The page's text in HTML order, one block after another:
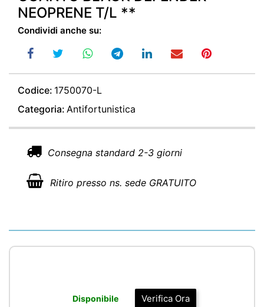
NEOPRENE T/L **
Condividi anche su:
Codice: 1750070-L
Categoria: Antifortunistica
Consegna standard 2-3 giorni
Ritiro presso ns. sede GRATUITO
Verifica Ora
Disponibile